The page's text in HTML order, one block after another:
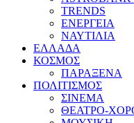
TRENDS
ΕΝΕΡΓΕΙΑ
ΝΑΥΤΙΛΙΑ
ΕΛΛΑΔΑ
ΚΟΣΜΟΣ
ΠΑΡΑΞΕΝΑ
ΠΟΛΙΤΙΣΜΟΣ
ΣΙΝΕΜΑ
ΘΕΑΤΡΟ-